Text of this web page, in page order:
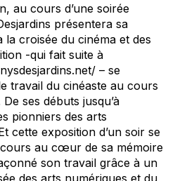
au cours d’une soirée
présentera sa
la croisée du cinéma et des
-qui fait suite à
– se
travail du cinéaste au cours
ses débuts jusqu’à
pionniers des arts
cette exposition d’un soir se
au cœur de sa mémoire
son travail grâce à un
des arts numériques et du